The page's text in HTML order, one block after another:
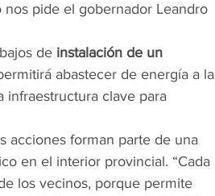
pide el gobernador Leandro
de instalación de un
abastecer de energía a la
infraestructura clave para
acciones forman parte de una
en el interior provincial. “Cada
los vecinos, porque permite